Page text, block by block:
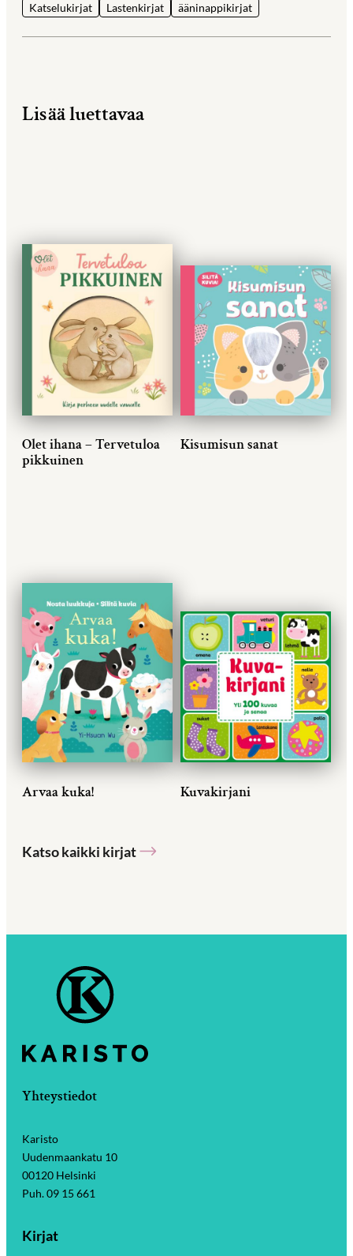
Katselukirjat Lastenkirjat ääninappikirjat
Lisää luettavaa
Olet ihana – Tervetuloa
pikkuinen
Kisumisun sanat
Arvaa kuka! Kuvakirjani
Katso kaikki kirjat
Yhteystiedot
Karisto
Uudenmaankatu 10
00120 Helsinki
Puh. 09 15 661
Kirjat